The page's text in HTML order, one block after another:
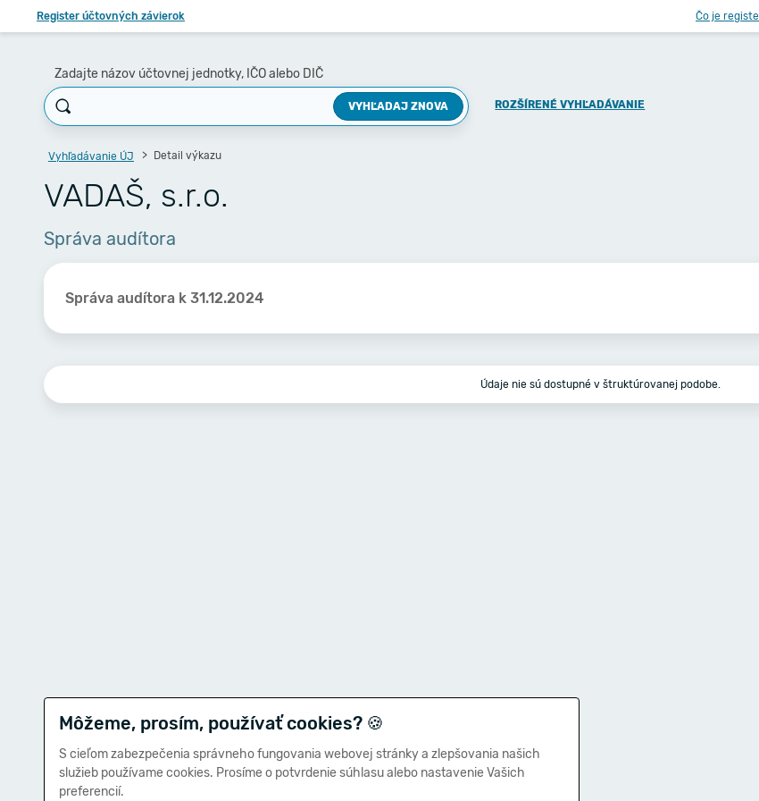
Register účtovných závierok Čo je
Zadajte názov účtovnej jednotky, IČO alebo DIČ
VYHĽADAJ ZNOVA ROZŠÍRENÉ VYHĽADÁVANIE
Vyhľadávanie ÚJ Detail výkazu
VADAŠ, s.r.o.
Správa audítora
Správa audítora k 31.12.2024
Údaje nie sú dostupné v štruktúrovanej podobe.
Môžeme, prosím, používať cookies? 🍪
S cieľom zabezpečenia správneho fungovania webovej stránky a zlepšovania našich
služieb používame cookies. Prosíme o potvrdenie súhlasu alebo nastavenie Vašich
preferencií.